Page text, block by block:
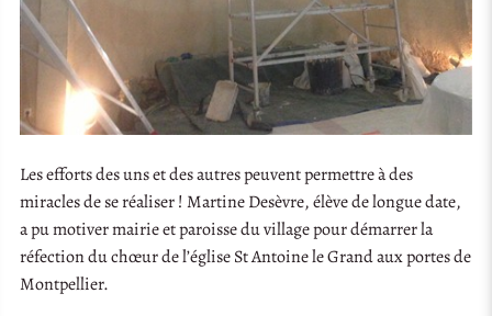
Les efforts des uns et des autres peuvent permettre à des
miracles de se réaliser ! Martine Desèvre, élève de longue date,
a pu motiver mairie et paroisse du village pour démarrer la
réfection du chœur de l’église St Antoine le Grand aux portes de
Montpellier.